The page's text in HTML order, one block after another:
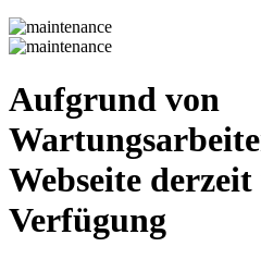
Aufgrund von
Webseite
Verfügung